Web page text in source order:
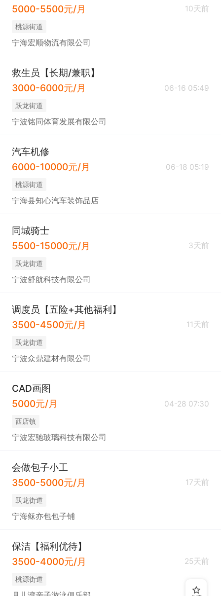
5000-5500元/月
10天前
桃源街道
宁海宏顺物流有限公司
救生员【长期/兼职】
3000-6000元/月
06-16 05:49
跃龙街道
宁波铭同体育发展有限公司
汽车机修
6000-10000元/月
06-18 05:19
桃源街道
宁海县知心汽车装饰品店
同城骑士
5500-15000元/月
3天前
跃龙街道
宁波舒航科技有限公司
调度员【五险+其他福利】
3500-4500元/月
11天前
跃龙街道
宁波众鼎建材有限公司
CAD画图
5000元/月
04-28 07:30
西店镇
宁波宏驰玻璃科技有限公司
会做包子小工
3500-5000元/月
17天前
跃龙街道
宁海稣亦包包子铺
保洁【福利优待】
3500-4000元/月
25天前
桃源街道